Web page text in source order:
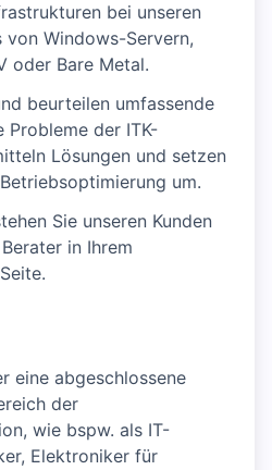
bei unseren
von Windows-Servern,
oder Bare Metal.
beurteilen umfassende
der ITK-
Lösungen und setzen
um.
Sie unseren Kunden
in Ihrem
eine abgeschlossene
der
wie bspw. als IT-
Elektroniker für